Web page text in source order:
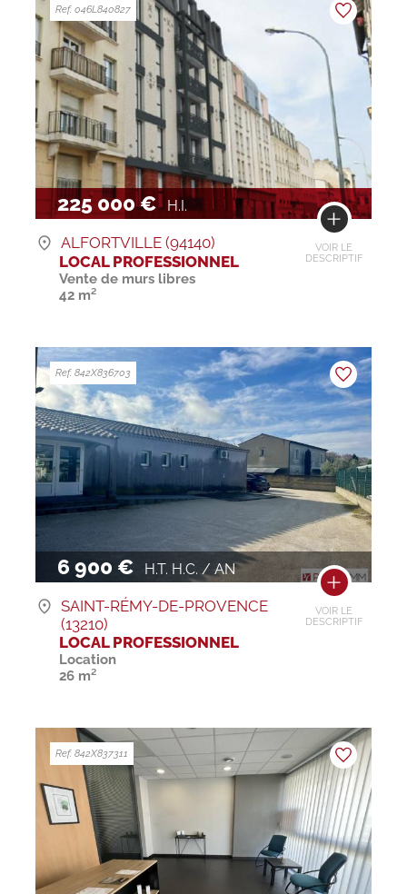
225 000 € H.I.
VOIR LE
DESCRIPTIF
Ref. 046L840827
ALFORTVILLE (94140)
LOCAL PROFESSIONNEL
Vente de murs libres
42 m²
6 900 € H.T. H.C. / AN
VOIR LE
DESCRIPTIF
Ref. 842X836703
SAINT-RÉMY-DE-PROVENCE
(13210)
LOCAL PROFESSIONNEL
Location
26 m²
Ref. 842X837311